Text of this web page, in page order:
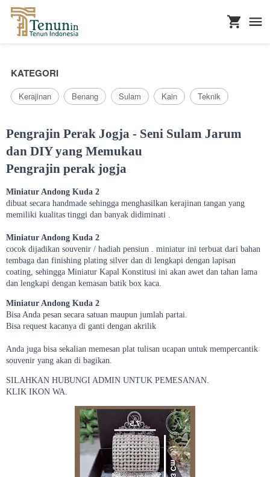
KATEGORI
Kerajinan Benang Sulam Kain Teknik
Pengrajin Perak Jogja - Seni Sulam Jarum
dan DIY yang Memukau
Pengrajin perak jogja
Miniatur Andong Kuda 2
dibuat secara handmade sehingga menghasilkan kerajinan tangan yang
memiliki kualitas tinggi dan banyak didiminati .
Miniatur Andong Kuda 2
cocok dijadikan souvenir / hadiah pensiun . miniatur ini terbuat dari bahan
tembaga dan finishing plating silver dan di lengkapi dengan lapisan
coating, sehingga Miniatur Kapal Konstitusi ini akan awet dan tahan lama
dan lengkapi dengan kemasan batik box kaca.
Miniatur Andong Kuda 2
Bisa Anda pesan secara satuan maupun jumlah partai.
Bisa request kacanya di ganti dengan akrilik
Anda juga bisa sekalian memesan plat tulisan ucapan untuk mempercantik
souvenir yang akan di bagikan.
SILAHKAN HUBUNGI ADMIN UNTUK PEMESANAN.
KLIK IKON WA.